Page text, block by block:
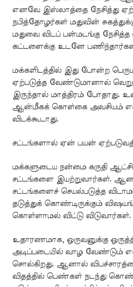
எனவே இஸ்லாத்தை நேசித்து
நபித்தோழர்கள் மதுவின்
மதுவை விடப் பன்மடங்கு
கட்டளைக்கு உடனே
மக்களிடத்தில் இது போன்ற
ஏற்படுத்த வேண்டுமானால்
இருந்தால் மாத்திரம்
ஆன்மீகக் கொள்கை அவசியம்
விடக்கூடாது.
சட்டங்களால் ஏன் பயன்
மக்களுடைய நன்மை கருதி
சட்டங்களை இயற்றுவார்கள்.
சட்டங்களைச் செயல்படுத்த
தடுத்துக் கொண்டிருக்கும்
கொள்ளாமல் விட்டு விடுவார்கள்.
உதாரணமாக, ஒருவனுக்கு
அடிப்படையில் வாழ வேண்டும்
சொல்கிறது. ஆனால்
விதத்தில் பெண்கள் நடந்து